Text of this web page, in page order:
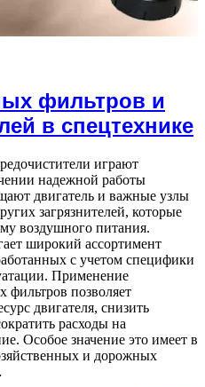
фильтров и
в спецтехнике
играют
надежной работы
двигатель и важные узлы
загрязнителей, которые
воздушного питания.
широкий ассортимент
с учетом специфики
Применение
фильтров позволяет
двигателя, снизить
расходы на
Особое значение это имеет в
и дорожных